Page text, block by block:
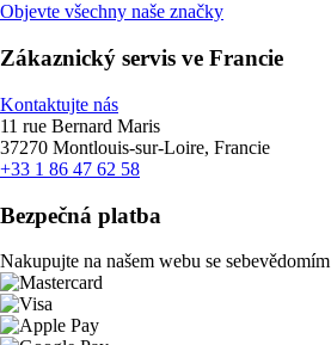
Objevte všechny naše značky
Zákaznický servis ve Francie
Kontaktujte nás
11 rue Bernard Maris
37270 Montlouis-sur-Loire, Francie
+33 1 86 47 62 58
Bezpečná platba
Nakupujte na našem webu se sebevědomím